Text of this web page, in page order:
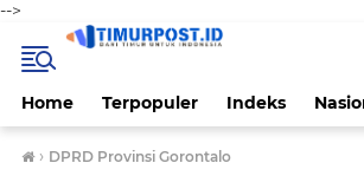
-->
Home Terpopuler Indeks
› DPRD Provinsi Gorontalo